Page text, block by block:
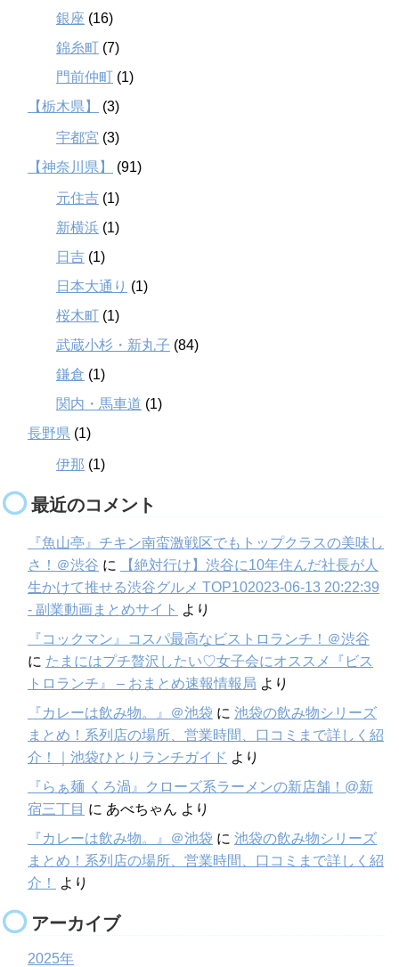
銀座 (16)
錦糸町 (7)
門前仲町 (1)
【栃木県】
(3)
宇都宮 (3)
【神奈川県】
(91)
元住吉 (1)
新横浜 (1)
日吉 (1)
日本大通り (1)
桜木町 (1)
武蔵小杉・新丸子 (84)
鎌倉 (1)
関内・馬車道 (1)
長野県 (1)
伊那 (1)
最近のコメント
『魚山亭』チキン南蛮激戦区でもトップクラスの美味し
さ！＠渋谷 に
【絶対行け】渋谷に10年住んだ社長が人
生かけて推せる渋谷グルメ TOP102023-06-13 20:22:39
- 副業動画まとめサイト より
『コックマン』コスパ最高なビストロランチ！＠渋谷
に たまにはプチ贅沢したい♡女子会にオススメ『ビス
トロランチ』 – おまとめ速報情報局 より
『カレーは飲み物。』＠池袋 に 池袋の飲み物シリーズ
まとめ！系列店の場所、営業時間、口コミまで詳しく紹
介！｜池袋ひとりランチガイド より
『らぁ麺 くろ渦』クローズ系ラーメンの新店舗！@新
宿三丁目 に あべちゃん より
『カレーは飲み物。』＠池袋 に 池袋の飲み物シリーズ
まとめ！系列店の場所、営業時間、口コミまで詳しく紹
介！
より
アーカイブ
2025年